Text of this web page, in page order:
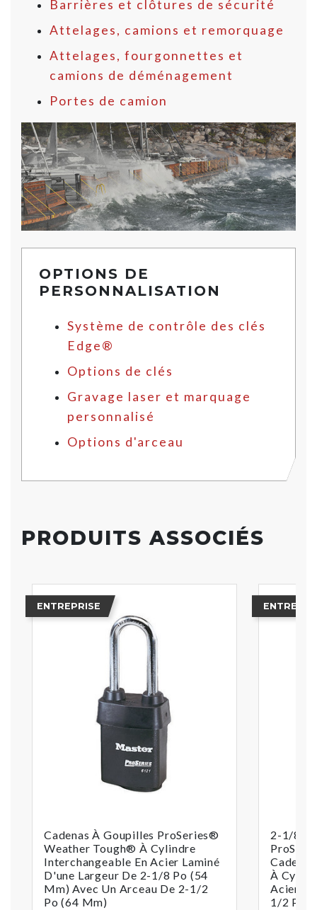
Barrières et clôtures de sécurité
Attelages, camions et remorquage
Attelages, fourgonnettes et
camions de déménagement
Portes de camion
OPTIONS DE
PERSONNALISATION
Système de contrôle des clés
Edge®
Options de clés
Gravage laser et marquage
personnalisé
Options d'arceau
PRODUITS ASSOCIÉS
ENTREPRISE
Cadenas À Goupilles ProSeries®
Weather Tough® À Cylindre
Interchangeable En Acier Laminé
D'une Largeur De 2-1/8 Po (54
Mm) Avec Un Arceau De 2-1/2
Po (64 Mm)
2-1/8
À
Acier
1/2 Po